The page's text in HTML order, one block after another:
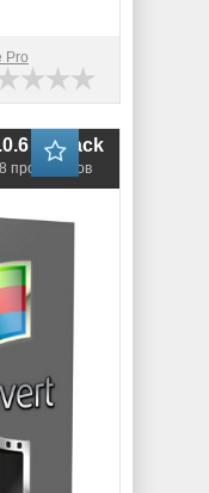
Pro
RePack
просмотров